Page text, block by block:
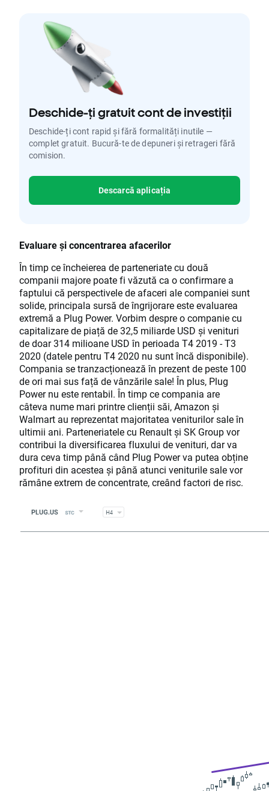
Deschide-ți gratuit cont de investiții
Deschide-ți cont rapid și fără formalități inutile —
complet gratuit. Bucură-te de depuneri și retrageri fără
comision.
Descarcă aplicația
Evaluare și concentrarea afacerilor
În timp ce încheierea de parteneriate cu două
companii majore poate fi văzută ca o confirmare a
faptului că perspectivele de afaceri ale companiei sunt
solide, principala sursă de îngrijorare este evaluarea
extremă a Plug Power. Vorbim despre o companie cu
capitalizare de piață de 32,5 miliarde USD și venituri
de doar 314 milioane USD în perioada T4 2019 - T3
2020 (datele pentru T4 2020 nu sunt încă disponibile).
Compania se tranzacționează în prezent de peste 100
de ori mai sus față de vânzările sale! În plus, Plug
Power nu este rentabil. În timp ce compania are
câteva nume mari printre clienții săi, Amazon și
Walmart au reprezentat majoritatea veniturilor sale în
ultimii ani. Parteneriatele cu Renault și SK Group vor
contribui la diversificarea fluxului de venituri, dar va
dura ceva timp până când Plug Power va putea obține
profituri din acestea și până atunci veniturile sale vor
rămâne extrem de concentrate, creând factori de risc.